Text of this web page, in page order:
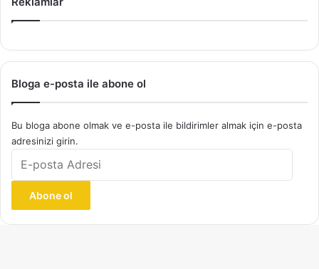
Bloga e-posta ile abone ol
Bu bloga abone olmak ve e-posta ile bildirimler almak için e-posta
adresinizi girin.
posta
Abone ol